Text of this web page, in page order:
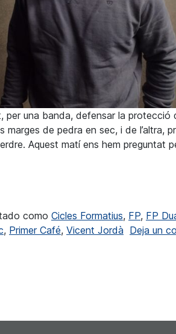
una banda, defensar la protecció
de pedra en sec, i de l’altra,
Aquest matí ens hem preguntat
tinga ganes de trobar feina prompte,
como Cicles Formatius, FP, FP
, Primer Café, Vicent Jordà Deja un